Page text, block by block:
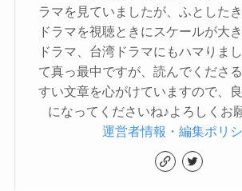
ラマを見ていましたが、ふとした
ドラマを視聴ときにスケールが大
ドラマ、台湾ドラマにもハマりま
て真っ最中ですが、読んでくださ
すい文章を心がけていますので、
になってくださいね♪よろしくお
運営者情報・編集ポリ